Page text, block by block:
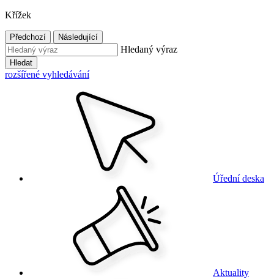
Křížek
Předchozí Následující
Hledaný výraz
Hledat
rozšířené vyhledávání
Úřední deska
Aktuality